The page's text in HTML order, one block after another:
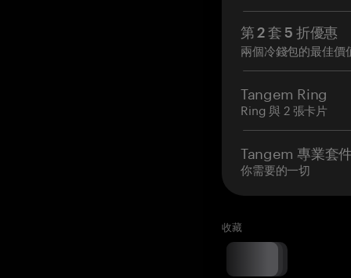
第 2 套 5 折優惠
兩個冷錢包的最佳價
Tangem Ring
Ring 與 2 張卡片
Tangem 專業套
你需要的一切
收藏